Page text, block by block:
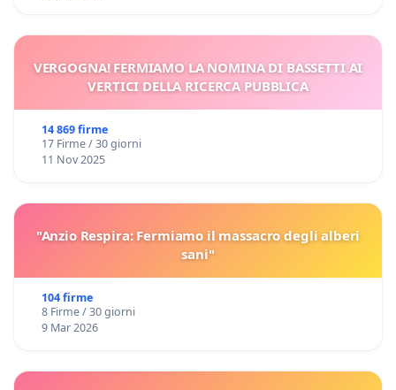
VERGOGNA! FERMIAMO LA NOMINA DI BASSETTI AI
VERTICI DELLA RICERCA PUBBLICA
14 869 firme
17 Firme / 30 giorni
11 Nov 2025
"Anzio Respira: Fermiamo il massacro degli alberi
sani"
104 firme
8 Firme / 30 giorni
9 Mar 2026